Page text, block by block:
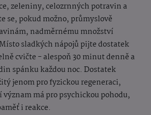
zeleniny, celozrnných potravin a
se, pokud možno, průmyslově
nadměrnému množství
sladkých nápojů pijte dostatek
cvičte - alespoň 30 minut denně a
spánku každou noc. Dostatek
jenom pro fyzickou regeneraci,
význam má pro psychickou pohodu,
i reakce.